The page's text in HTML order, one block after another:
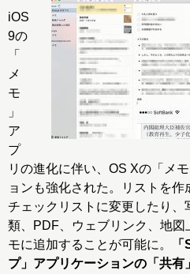
iOS
9の
「
メ
モ
」
ア
プ
リの進化に伴い、OS Xの「メ
ョンも強化された。リストを作
チェックリストに変更したり、
類、PDF、ウェブリンク、地図
モに追加することが可能に。
プ」アプリケーションの「共有